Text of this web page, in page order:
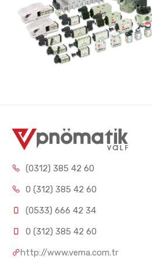
(0312) 385 42 60
0 (312) 385 42 60
(0533) 666 42 34
0 (312) 385 42 60
http://www.vema.com.tr